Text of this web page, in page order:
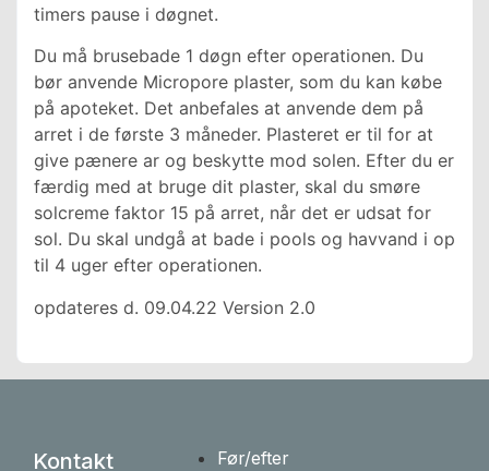
timers pause i døgnet.
Du må brusebade 1 døgn efter operationen. Du
bør anvende Micropore plaster, som du kan købe
på apoteket. Det anbefales at anvende dem på
arret i de første 3 måneder. Plasteret er til for at
give pænere ar og beskytte mod solen. Efter du er
færdig med at bruge dit plaster, skal du smøre
solcreme faktor 15 på arret, når det er udsat for
sol. Du skal undgå at bade i pools og havvand i op
til 4 uger efter operationen.
opdateres d. 09.04.22 Version 2.0
Kontakt
Før/efter